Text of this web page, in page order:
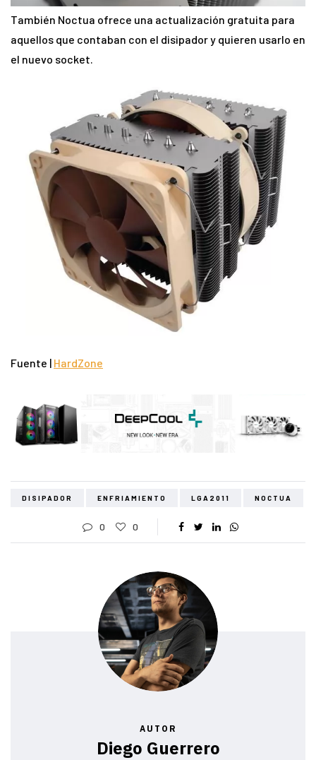
También Noctua ofrece una actualización gratuita para
aquellos que contaban con el disipador y quieren usarlo en
el nuevo socket.
Fuente | HardZone
DISIPADOR ENFRIAMIENTO LGA2011 NOCTUA
0 0
AUTOR
Diego Guerrero